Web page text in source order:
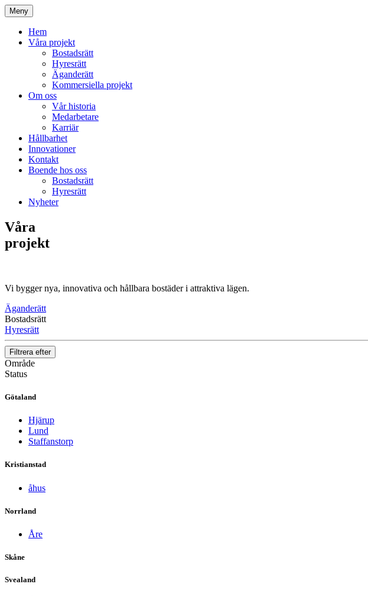
Meny
Hem
Våra projekt
Bostadsrätt
Hyresrätt
Äganderätt
Kommersiella projekt
Om oss
Vår historia
Medarbetare
Karriär
Hållbarhet
Innovationer
Kontakt
Boende hos oss
Bostadsrätt
Hyresrätt
Nyheter
Våra
projekt
Vi bygger nya, innovativa och hållbara bostäder i attraktiva lägen.
Äganderätt
Bostadsrätt
Hyresrätt
Filtrera efter
Område
Status
Götaland
Hjärup
Lund
Staffanstorp
Kristianstad
åhus
Norrland
Åre
Skåne
Svealand